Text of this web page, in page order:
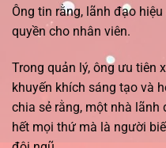
Ông tin rằng, lãnh đạo
quyền cho nhân viên.
Trong quản lý, ông ưu tiên
khuyến khích sáng tạo và
chia sẻ rằng, một nhà
hết mọi thứ mà là người